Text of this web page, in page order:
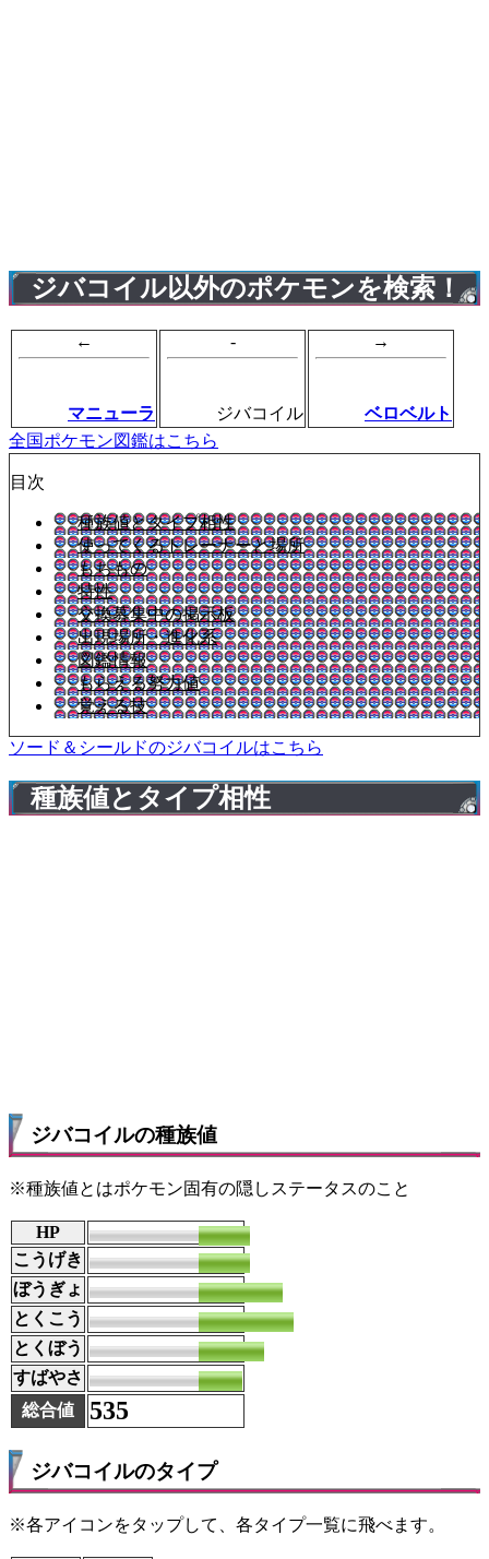
ジバコイル以外のポケモンを検索！
←
マニューラ
-
ジバコイル
→
ベロベルト
全国ポケモン図鑑はこちら
目次
種族値とタイプ相性
使ってくるトレーナーと場所
もちもの
特性
交換募集中の掲示板
出現場所・進化系
図鑑情報
もらえる努力値
覚える技
ソード＆シールドのジバコイルはこちら
種族値とタイプ相性
ジバコイルの種族値
※種族値とはポケモン固有の隠しステータスのこと
HP
70
こうげき
70
ぼうぎょ
115
とくこう
130
とくぼう
90
すばやさ
60
総合値
535
ジバコイルのタイプ
※各アイコンをタップして、各タイプ一覧に飛べます。